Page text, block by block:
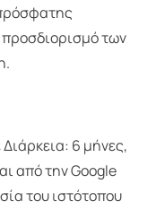
των
Διάρκεια: 6 μήνες,
από την Google
του ιστότοπου